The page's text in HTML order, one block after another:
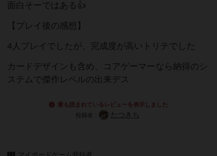
面白そーではある👍
【プレイ後の感想】
4人プレイでしたが、完成度が高いトリテでした
カードデザインも含め、コアゲーマーなら納得のシ
ステムで傑作レベルの出来デス
最も読まれているレビューを表示しました
投稿者：
たつきち